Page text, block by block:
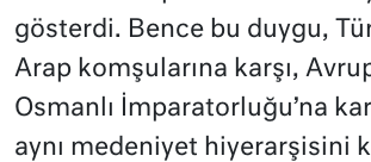
gösterdi. Bence bu duygu,
Arap komşularına karşı,
Osmanlı İmparatorluğu’na
aynı medeniyet hiyerarşisini